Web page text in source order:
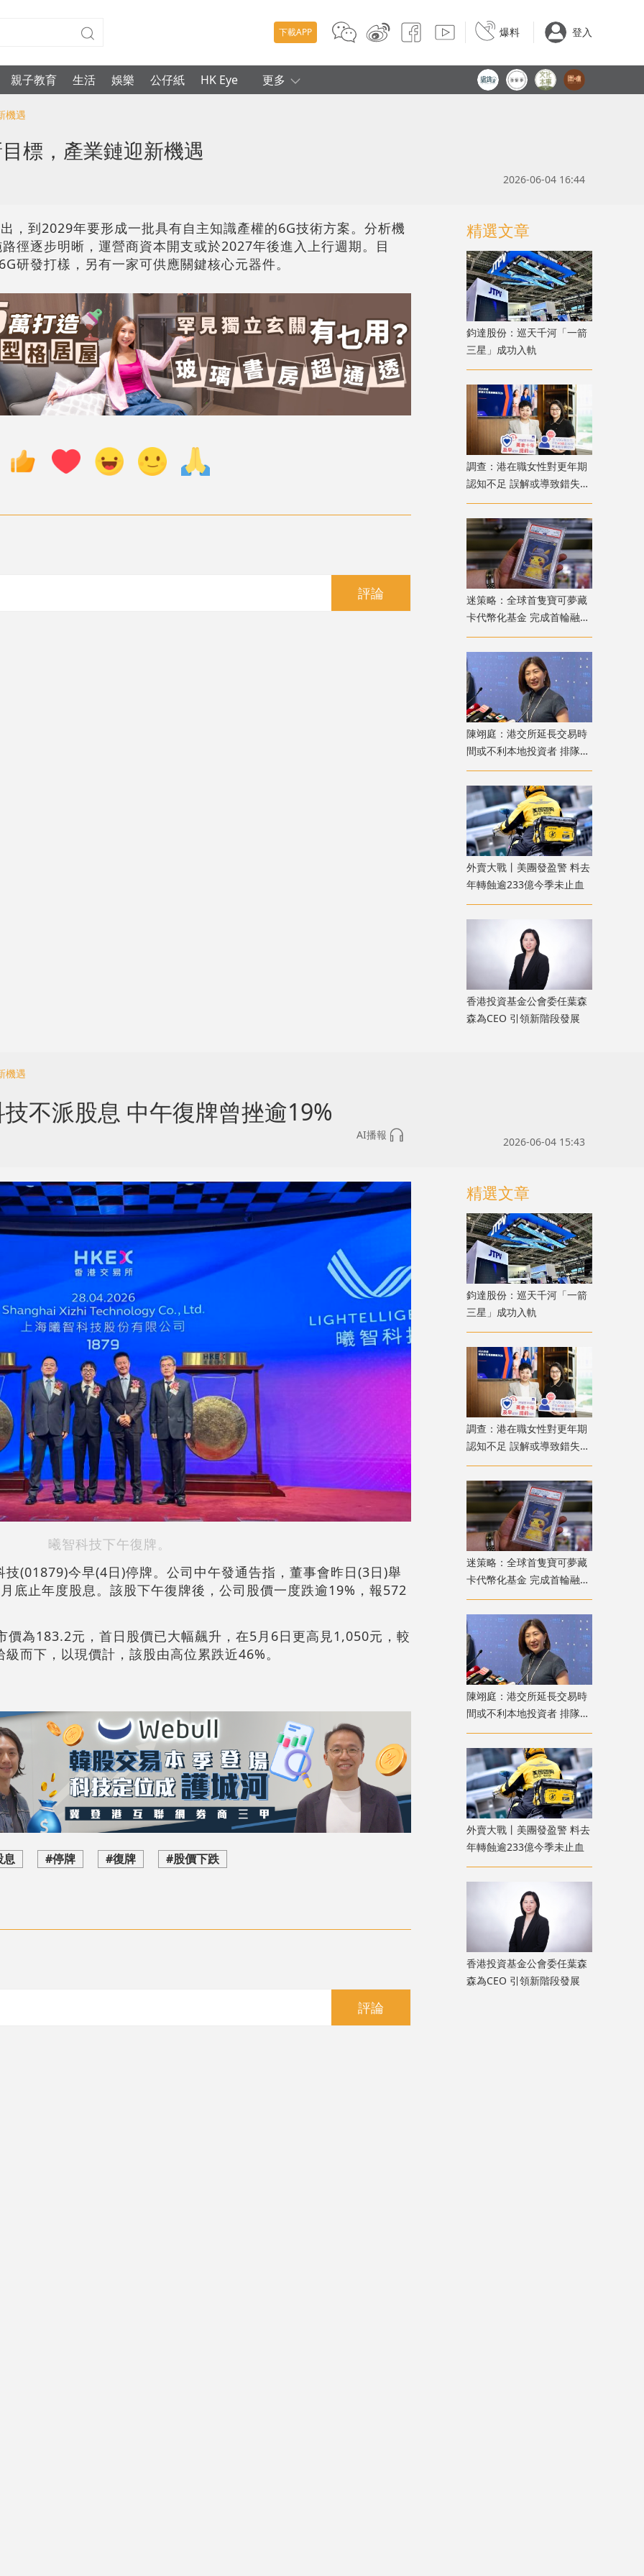
下載APP 爆料 登入
親子教育 生活 娛樂 公仔紙 HK Eye 更多
機遇
標，產業鏈迎新機遇
2026-06-04 16:44
，到2029年要形成一批具有自主知識產權的6G技術方案。分析機
徑逐步明晰，運營商資本開支或於2027年後進入上行週期。目
研發打樣，另有一家可供應關鍵核心元器件。
評論
精選文章
鈞達股份：巡天千河「一箭
三星」成功入軌
調查：港在職女性對更年期
認知不足 誤解或導致錯失
「黃金預防期」
迷策略：全球首隻寶可夢藏
卡代幣化基金 完成首輪融資
兼獲超購
陳翊庭：港交所延長交易時
間或不利本地投資者 排隊上
市公司數量創新高
外賣大戰丨美團發盈警 料去
年轉蝕逾233億今季未止血
香港投資基金公會委任葉森
森為CEO 引領新階段發展
機遇
不派股息 中午復牌曾挫逾19%
AI播報
2026-06-04 15:43
曦智科技下午復牌。
(01879)今早(4日)停牌。公司中午發通告指，董事會昨日(3日)舉
底止年度股息。該股下午復牌後，公司股價一度跌逾19%，報572
價為183.2元，首日股價已大幅飆升，在5月6日更高見1,050元，較
而下，以現價計，該股由高位累跌近46%。
息 #停牌 #復牌 #股價下跌
評論
精選文章
鈞達股份：巡天千河「一箭
三星」成功入軌
調查：港在職女性對更年期
認知不足 誤解或導致錯失
「黃金預防期」
迷策略：全球首隻寶可夢藏
卡代幣化基金 完成首輪融資
兼獲超購
陳翊庭：港交所延長交易時
間或不利本地投資者 排隊上
市公司數量創新高
外賣大戰丨美團發盈警 料去
年轉蝕逾233億今季未止血
香港投資基金公會委任葉森
森為CEO 引領新階段發展